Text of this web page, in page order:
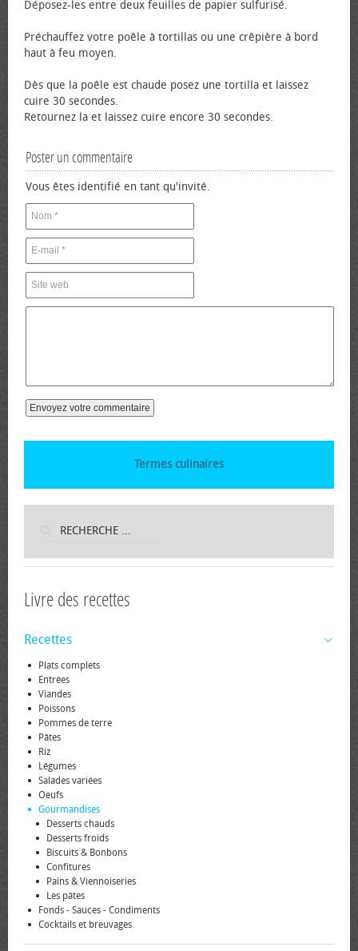
Déposez-les entre deux feuilles de papier sulfurisé.
Préchauffez votre poêle à tortillas ou une crêpière à bord
haut à feu moyen.
Dès que la poêle est chaude posez une tortilla et laissez
cuire 30 secondes.
Retournez la et laissez cuire encore 30 secondes.
Poster un commentaire
Vous êtes identifié en tant qu'invité.
Termes culinaires
Livre des recettes
Recettes
Plats complets
Entrées
Viandes
Poissons
Pommes de terre
Pâtes
Riz
Légumes
Salades variées
Oeufs
Gourmandises
Desserts chauds
Desserts froids
Biscuits & Bonbons
Confitures
Pains & Viennoiseries
Les pâtes
Fonds - Sauces - Condiments
Cocktails et breuvages